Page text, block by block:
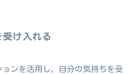
け入れる
ンを活用し、自分の気持ちを受